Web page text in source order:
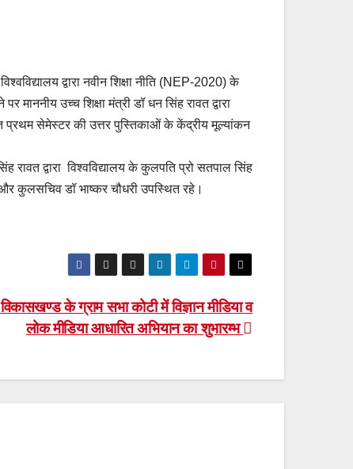
द्वारा नवीन शिक्षा नीति (NEP-2020) के
उच्च शिक्षा मंत्री डॉ धन सिंह रावत द्वारा
सेमेस्टर की उत्तर पुस्तिकाओं के केंद्रीय मूल्यांकन
रावत द्वारा विश्वविद्यालय के कुलपति प्रो सतपाल सिंह
कुलसचिव डॉ भाष्कर चौधरी उपस्थित रहे।
के ग्राम सभा कोटी में विज्ञान मीडिया व
लोक मीडिया आधारित अभियान का शुभारम्भ